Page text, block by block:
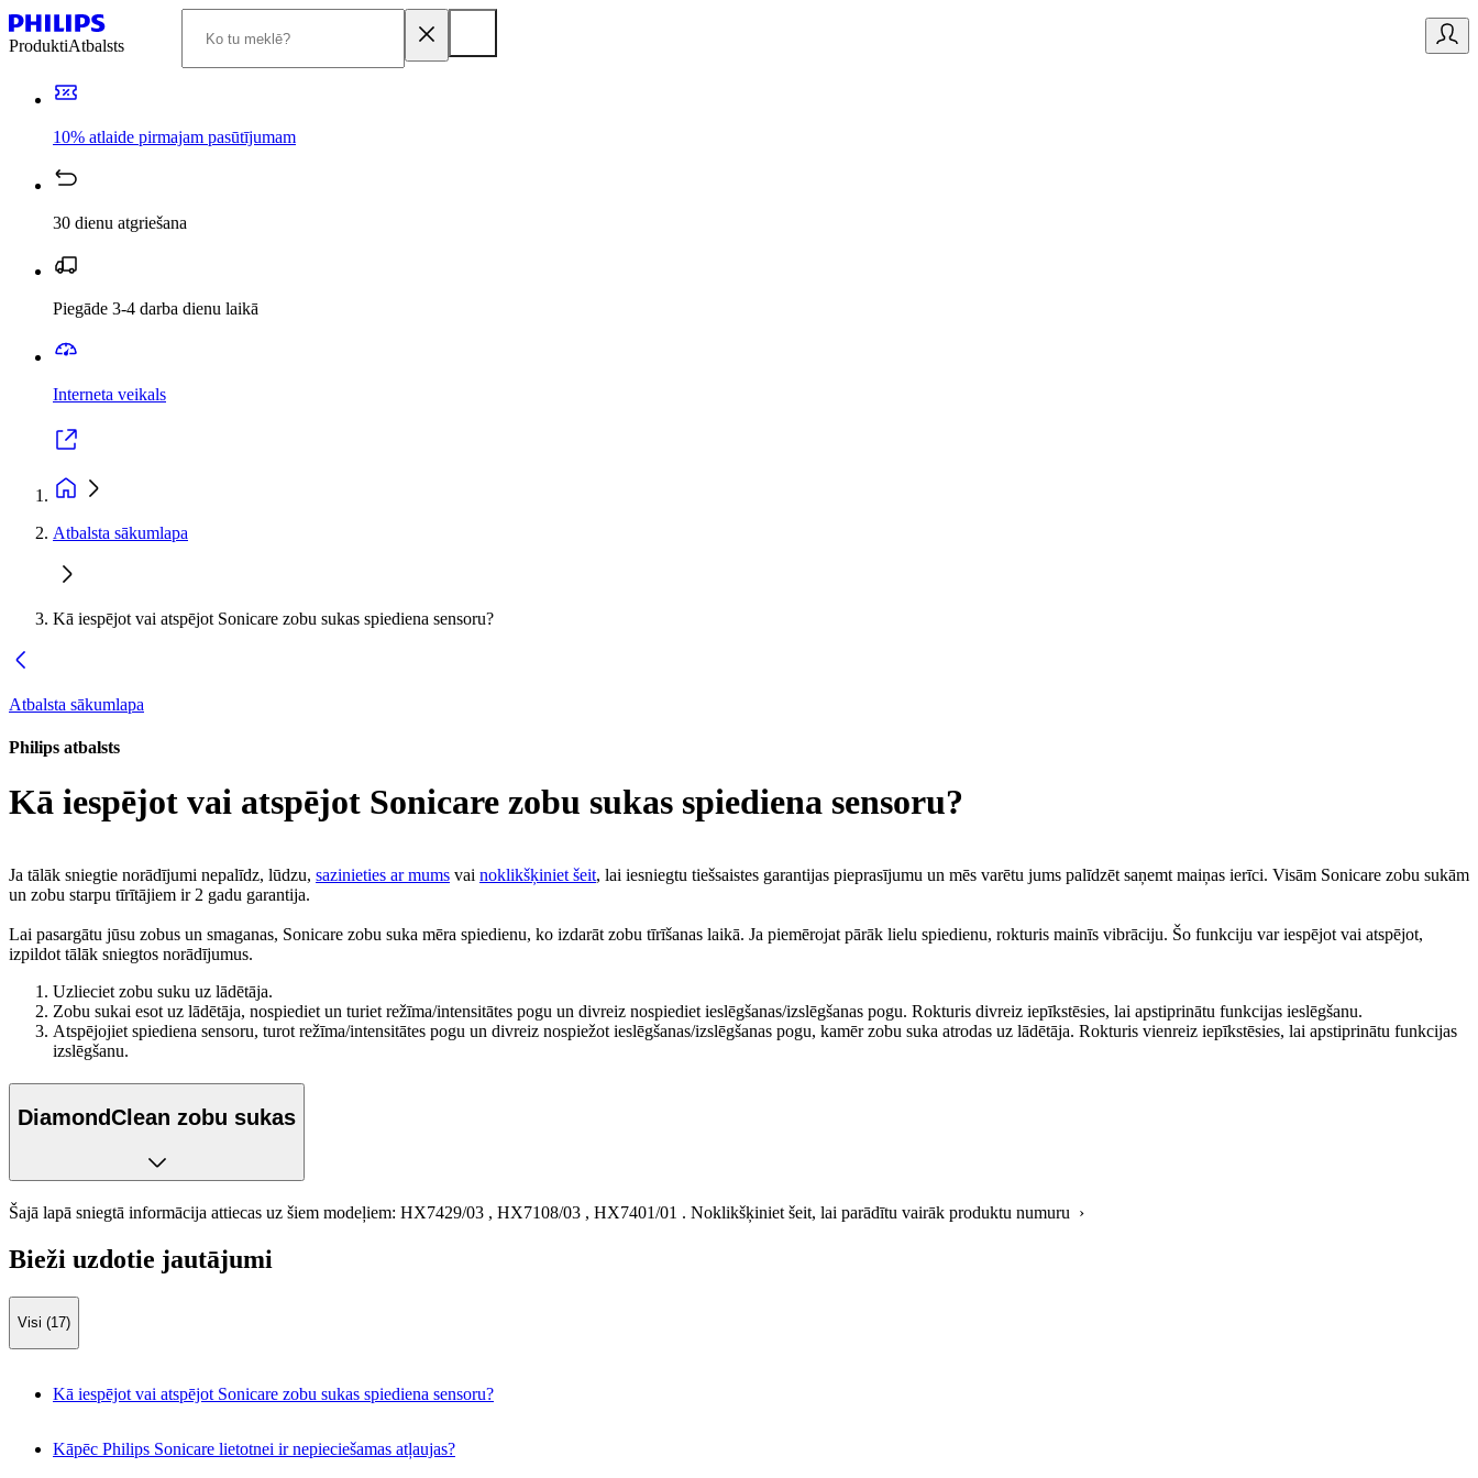
ProduktiAtbalsts
10% atlaide pirmajam pasūtījumam
30 dienu atgriešana
Piegāde 3-4 darba dienu laikā
Interneta veikals
Atbalsta sākumlapa
Kā iespējot vai atspējot Sonicare zobu sukas spiediena sensoru?
Atbalsta sākumlapa
Philips atbalsts
Kā iespējot vai atspējot Sonicare zobu sukas spiediena sensoru?
Ja tālāk sniegtie norādījumi nepalīdz, lūdzu, sazinieties ar mums vai noklikšķiniet šeit, lai iesniegtu tiešsaistes garantijas pieprasījumu un mēs varētu jums palīdzēt saņemt maiņas ierīci. Visām Sonicare zobu sukām
un zobu starpu tīrītājiem ir 2 gadu garantija.
Lai pasargātu jūsu zobus un smaganas, Sonicare zobu suka mēra spiedienu, ko izdarāt zobu tīrīšanas laikā. Ja piemērojat pārāk lielu spiedienu, rokturis mainīs vibrāciju. Šo funkciju var iespējot vai atspējot,
izpildot tālāk sniegtos norādījumus.
Uzlieciet zobu suku uz lādētāja.
Zobu sukai esot uz lādētāja, nospiediet un turiet režīma/intensitātes pogu un divreiz nospiediet ieslēgšanas/izslēgšanas pogu. Rokturis divreiz iepīkstēsies, lai apstiprinātu funkcijas ieslēgšanu.
Atspējojiet spiediena sensoru, turot režīma/intensitātes pogu un divreiz nospiežot ieslēgšanas/izslēgšanas pogu, kamēr zobu suka atrodas uz lādētāja. Rokturis vienreiz iepīkstēsies, lai apstiprinātu funkcijas
izslēgšanu.
DiamondClean zobu sukas
Šajā lapā sniegtā informācija attiecas uz šiem modeļiem: HX7429/03 , HX7108/03 , HX7401/01 . Noklikšķiniet šeit, lai parādītu vairāk produktu numuru ›
Bieži uzdotie jautājumi
Visi (17)
Kā iespējot vai atspējot Sonicare zobu sukas spiediena sensoru?
Kāpēc Philips Sonicare lietotnei ir nepieciešamas atļaujas?